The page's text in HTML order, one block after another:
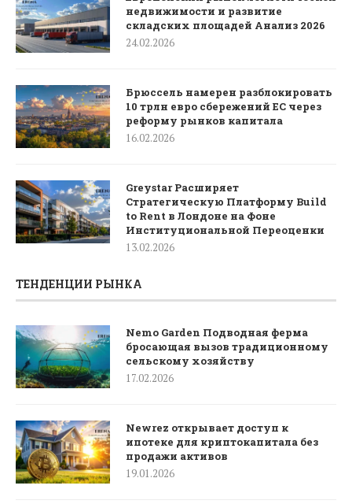
недвижимости и развитие
складских площадей Анализ 2026
24.02.2026
Брюссель намерен разблокировать
10 трлн евро сбережений ЕС через
реформу рынков капитала
16.02.2026
Greystar Расширяет
Стратегическую Платформу Build
to Rent в Лондоне на Фоне
Институциональной Переоценки
13.02.2026
ТЕНДЕНЦИИ РЫНКА
Nemo Garden Подводная ферма
бросающая вызов традиционному
сельскому хозяйству
17.02.2026
Newrez открывает доступ к
ипотеке для криптокапитала без
продажи активов
19.01.2026